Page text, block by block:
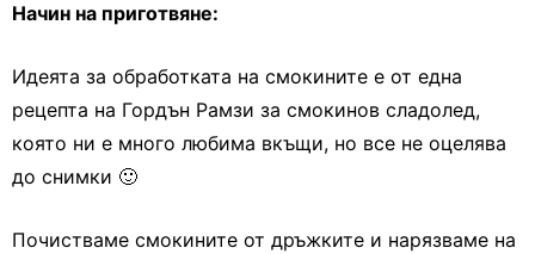
Начин на приготвяне:
Идеята за обработката на смокините е от една
рецепта на Гордън Рамзи за смокинов сладолед,
която ни е много любима вкъщи, но все не оцелява
до снимки 🙂
Почистваме смокините от дръжките и нарязваме на